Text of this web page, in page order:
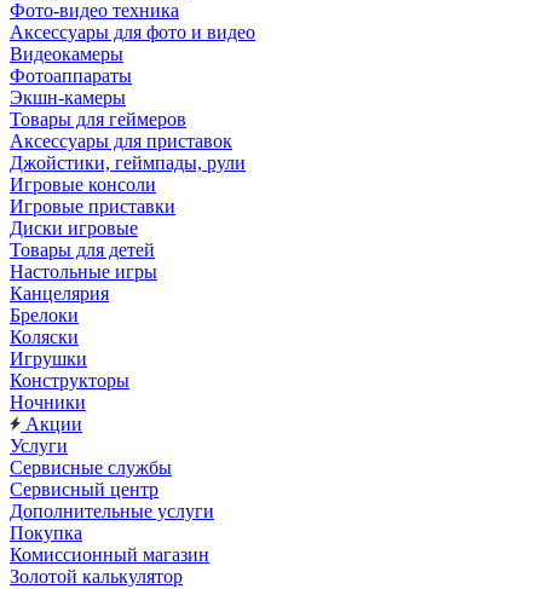
Фото-видео техника
Аксессуары для фото и видео
Видеокамеры
Фотоаппараты
Экшн-камеры
Товары для геймеров
Аксессуары для приставок
Джойстики, геймпады, рули
Игровые консоли
Игровые приставки
Диски игровые
Товары для детей
Настольные игры
Канцелярия
Брелоки
Коляски
Игрушки
Конструкторы
Ночники
Акции
Услуги
Сервисные службы
Сервисный центр
Дополнительные услуги
Покупка
Комиссионный магазин
Золотой калькулятор